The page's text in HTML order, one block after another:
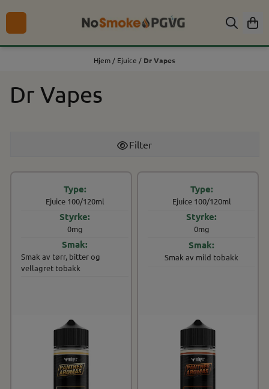
Hopp til innhold
Hjem / Ejuice / Dr Vapes
Dr Vapes
Filter
Ejuice 100/120ml
0mg
Smak av tørr, bitter og
vellagret tobakk
Ejuice 100/120ml
0mg
Smak av mild tobakk